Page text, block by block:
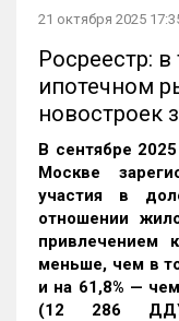
21 октября 2025
Росреестр:
ипотечном
новостроек
В сентябре
Москве
участия в
отношении
привлечением
меньше, чем в
и на 61,8% —
(12 286